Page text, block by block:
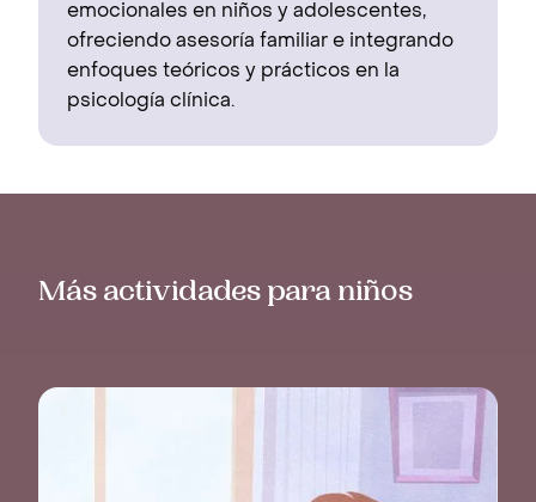
emocionales en niños y adolescentes,
ofreciendo asesoría familiar e integrando
enfoques teóricos y prácticos en la
psicología clínica.
Más actividades para niños